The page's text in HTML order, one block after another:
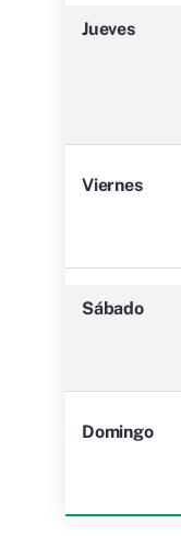
Jueves
Viernes
Sábado
Domingo